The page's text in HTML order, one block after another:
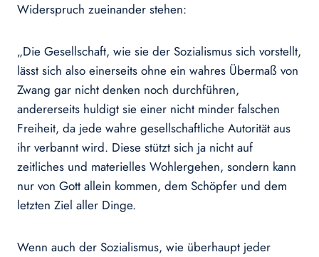
Widerspruch zueinander stehen:
„Die Gesellschaft, wie sie der Sozialismus sich vorstellt,
lässt sich also einerseits ohne ein wahres Übermaß von
Zwang gar nicht denken noch durchführen,
andererseits huldigt sie einer nicht minder falschen
Freiheit, da jede wahre gesellschaftliche Autorität aus
ihr verbannt wird. Diese stützt sich ja nicht auf
zeitliches und materielles Wohlergehen, sondern kann
nur von Gott allein kommen, dem Schöpfer und dem
letzten Ziel aller Dinge.
Wenn auch der Sozialismus, wie überhaupt jeder